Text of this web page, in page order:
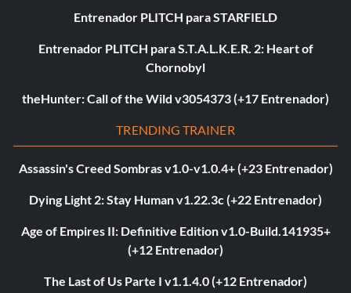
Entrenador PLITCH para STARFIELD
Entrenador PLITCH para S.T.A.L.K.E.R. 2: Heart of
Chornobyl
theHunter: Call of the Wild v3054373 (+17 Entrenador)
TRENDING TRAINER
Assassin's Creed Sombras v1.0-v1.0.4+ (+23 Entrenador)
Dying Light 2: Stay Human v1.22.3c (+22 Entrenador)
Age of Empires II: Definitive Edition v1.0-Build.141935+
(+12 Entrenador)
The Last of Us Parte I v1.1.4.0 (+12 Entrenador)